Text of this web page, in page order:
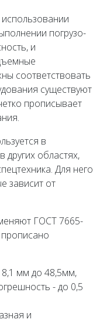
погрузо-
и
соответствовать
существуют
прописывает
в
других областях,
Для него
зависит от
ГОСТ 7665-
мм до 48,5мм,
- до 0,5
и